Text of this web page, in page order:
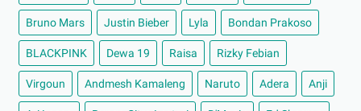
Bruno Mars Justin Bieber Lyla Bondan Prakoso
BLACKPINK Dewa 19 Raisa Rizky Febian
Virgoun Andmesh Kamaleng Naruto Adera Anji